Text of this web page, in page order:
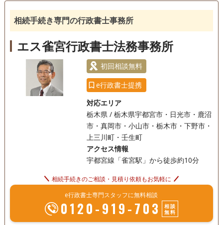
銀行手続き
戸籍収集 相続人調査
電話相談可 訪問可 女性スタッフ対応可 土日相談可
初回相談無料 18時以降相談可 オンライン面談可
事務所面談可
相続手続き専門の行政書士事務所
エス雀宮行政書士法務事務所
初回相談無料
e行政書士提携
対応エリア
栃木県 / 栃木県宇都宮市・日光市・鹿沼
市・真岡市・小山市・栃木市・下野市・
上三川町・壬生町
アクセス情報
宇都宮線「雀宮駅」から徒歩約10分
相続手続きのご相談・見積り依頼もお気軽に
e行政書士専門スタッフに無料相談
0120-919-703
相談
無料